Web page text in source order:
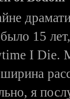
15
I Die.
я